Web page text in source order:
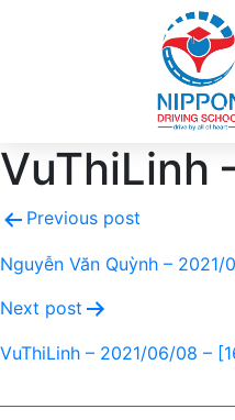
VuThiLinh
Previous post
Nguyễn Văn Quỳnh –
Next post
VuThiLinh – 2021/06/08 –